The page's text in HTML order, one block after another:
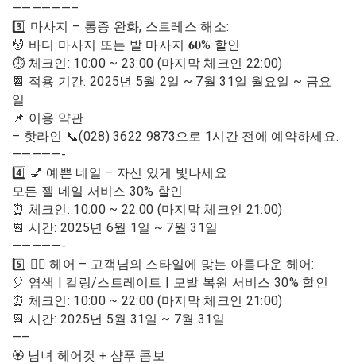
——————–
3️⃣ 마사지 – 통증 완화, 스트레스 해소:
💆 바디 마사지 또는 발 마사지 𝟔𝟎% 할인
⏱ 체크인: 10:00 ~ 23:00 (마지막 체크인 22:00)
📆 적용 기간: 2025년 5월 2일 ~ 7월 31일 월요일 ~ 금요
일
📌 이용 약관
– 핫라인 📞(028) 3622 9873으로 1시간 전에 예약하세요.
—————-
4️⃣ 💅 예쁜 네일 – 자신 있게 빛나세요
모든 젤 네일 서비스 30% 할인
⏰ 체크인: 10:00 ~ 22:00 (마지막 체크인 21:00)
📆 시간: 2025년 6월 1일 ~ 7월 31일
—————-
5️⃣ 💇‍♀️ 헤어 – 고객님의 스타일에 맞는 아름다운 헤어:
🎈 염색 | 컬링/스트레이트 | 모발 복원 서비스 30% 할인
⏰ 체크인: 10:00 ~ 22:00 (마지막 체크인 21:00)
📆 시간: 2025년 5월 31일 ~ 7월 31일
—–
🏵️ 남녀 헤어컷 + 샴푸 콤보